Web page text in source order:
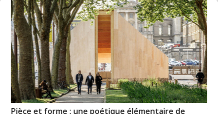
Pièce et forme : une poétique élémentaire de